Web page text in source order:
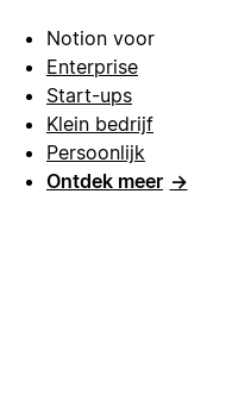
Notion voor
Enterprise
Start-ups
Klein bedrijf
Persoonlijk
Ontdek meer →